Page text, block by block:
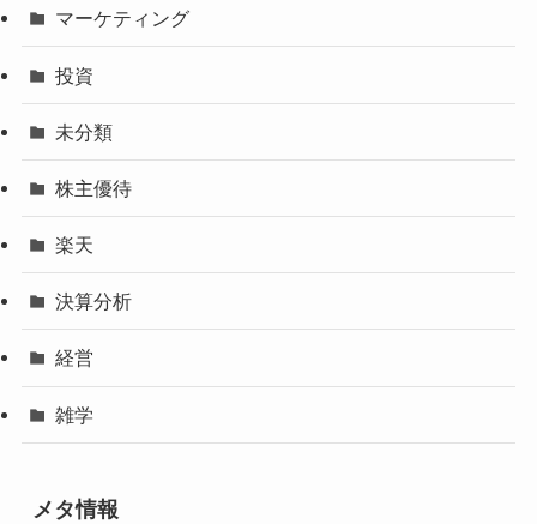
マーケティング
投資
未分類
株主優待
楽天
決算分析
経営
雑学
メタ情報